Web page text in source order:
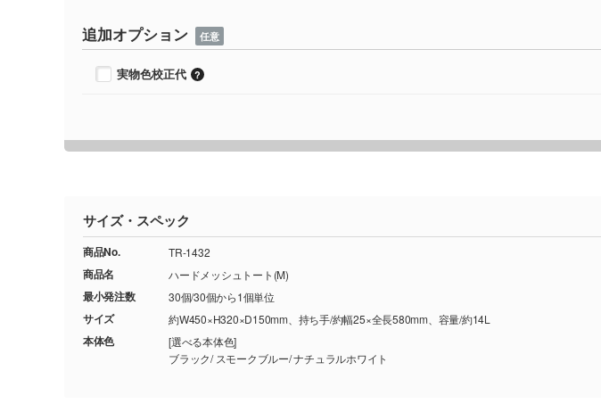
追加オプション 任意
実物色校正代
サイズ・スペック
商品No. TR-1432
商品名 ハードメッシュトート(M)
最小発注数 30個/30個から1個単位
サイズ 約W450×H320×D150mm、持ち手/約幅25×全長580mm、容量/約14L
本体色
[選べる本体色]
ブラック/ スモークブルー/ ナチュラルホワイト